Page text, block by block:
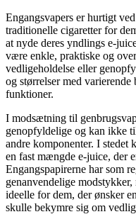
Engangsvapers er hurtigt
traditionelle cigaretter for
at nyde deres yndlings e-
være enkle, praktiske og
vedligeholdelse eller
og størrelser med
funktioner.
I modsætning til
genopfyldelige og kan ikke
andre komponenter. I stedet
en fast mængde e-juice, der
Engangspapirerne har som
genanvendelige
ideelle for dem, der ønsker
skulle bekymre sig om